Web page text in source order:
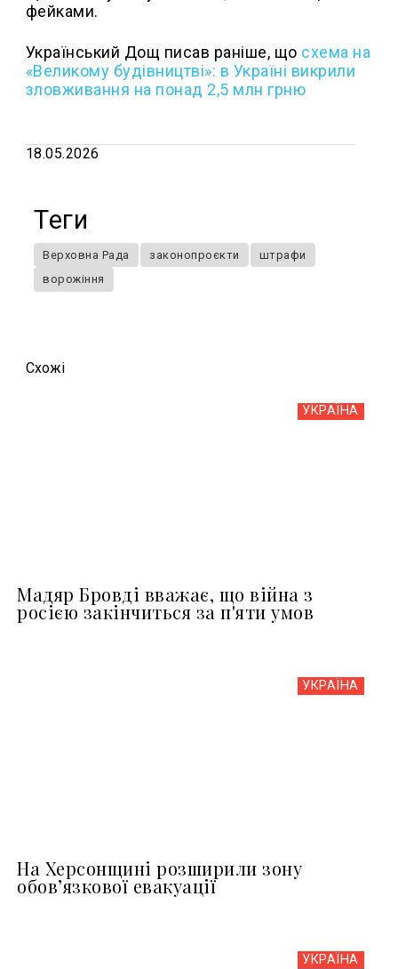
фейками.
Український Дощ писав раніше, що схема на
«Великому будівництві»: в Україні викрили
зловживання на понад 2,5 млн грню
18.05.2026
Теги
Верховна Рада законопроєкти
штрафи
ворожіння
Схожi
УКРАЇНА
Мадяр Бровді вважає, що війна з
росією закінчиться за п'яти умов
УКРАЇНА
На Херсонщині розширили зону
обов’язкової евакуації
УКРАЇНА